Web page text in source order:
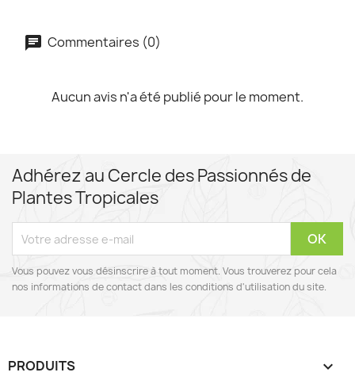
Commentaires (0)
Aucun avis n'a été publié pour le moment.
Adhérez au Cercle des Passionnés de
Plantes Tropicales
Vous pouvez vous désinscrire à tout moment. Vous trouverez pour cela
nos informations de contact dans les conditions d'utilisation du site.
PRODUITS 